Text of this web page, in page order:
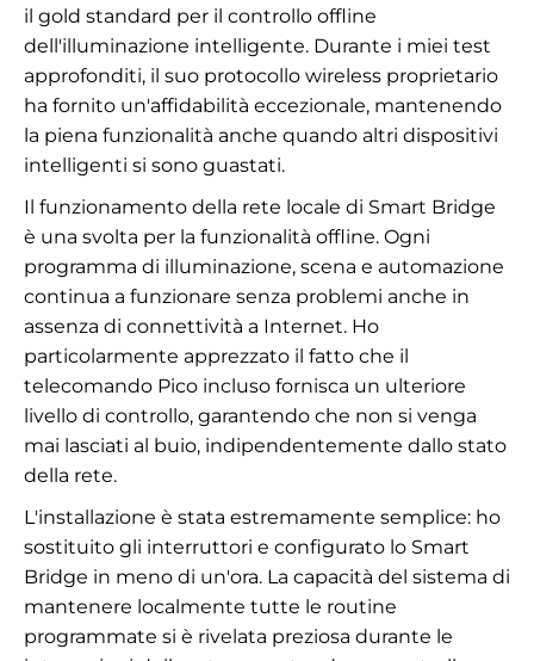
il gold standard per il controllo offline
dell'illuminazione intelligente. Durante i miei test
approfonditi, il suo protocollo wireless proprietario
ha fornito un'affidabilità eccezionale, mantenendo
la piena funzionalità anche quando altri dispositivi
intelligenti si sono guastati.
Il funzionamento della rete locale di Smart Bridge
è una svolta per la funzionalità offline. Ogni
programma di illuminazione, scena e automazione
continua a funzionare senza problemi anche in
assenza di connettività a Internet. Ho
particolarmente apprezzato il fatto che il
telecomando Pico incluso fornisca un ulteriore
livello di controllo, garantendo che non si venga
mai lasciati al buio, indipendentemente dallo stato
della rete.
L'installazione è stata estremamente semplice: ho
sostituito gli interruttori e configurato lo Smart
Bridge in meno di un'ora. La capacità del sistema di
mantenere localmente tutte le routine
programmate si è rivelata preziosa durante le